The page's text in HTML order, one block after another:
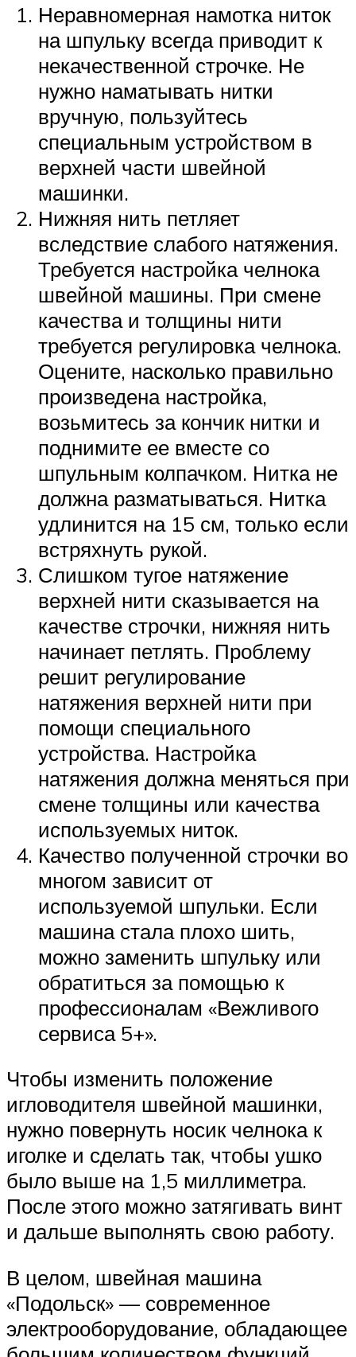
Неравномерная намотка ниток
на шпульку всегда приводит к
некачественной строчке. Не
нужно наматывать нитки
вручную, пользуйтесь
специальным устройством в
верхней части швейной
машинки.
Нижняя нить петляет
вследствие слабого натяжения.
Требуется настройка челнока
швейной машины. При смене
качества и толщины нити
требуется регулировка челнока.
Оцените, насколько правильно
произведена настройка,
возьмитесь за кончик нитки и
поднимите ее вместе со
шпульным колпачком. Нитка не
должна разматываться. Нитка
удлинится на 15 см, только если
встряхнуть рукой.
Слишком тугое натяжение
верхней нити сказывается на
качестве строчки, нижняя нить
начинает петлять. Проблему
решит регулирование
натяжения верхней нити при
помощи специального
устройства. Настройка
натяжения должна меняться при
смене толщины или качества
используемых ниток.
Качество полученной строчки во
многом зависит от
используемой шпульки. Если
машина стала плохо шить,
можно заменить шпульку или
обратиться за помощью к
профессионалам «Вежливого
сервиса 5+».
Чтобы изменить положение
игловодителя швейной машинки,
нужно повернуть носик челнока к
иголке и сделать так, чтобы ушко
было выше на 1,5 миллиметра.
После этого можно затягивать винт
и дальше выполнять свою работу.
В целом, швейная машина
«Подольск» — современное
электрооборудование, обладающее